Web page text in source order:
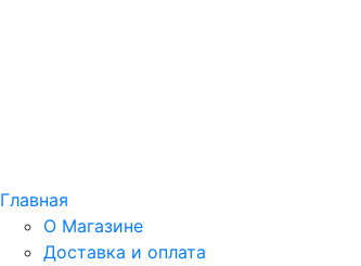
Главная
О Магазине
Доставка и оплата